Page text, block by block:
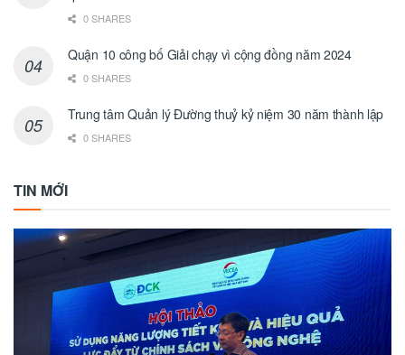
0 SHARES
Quận 10 công bố Giải chạy vì cộng đồng năm 2024
0 SHARES
Trung tâm Quản lý Đường thuỷ kỷ niệm 30 năm thành lập
0 SHARES
TIN MỚI